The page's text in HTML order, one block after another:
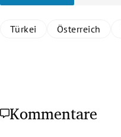
Türkei Österreich
Kommentare